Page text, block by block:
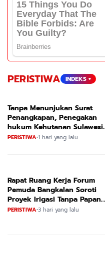
PERISTIWA INDEKS +
Tanpa Menunjukan Surat
Penangkapan, Penegakan
hukum Kehutanan Sulawesi
Selatan Culik Petani Ladah Di
PERISTIWA•1 hari yang lalu
Rapat Ruang Kerja Forum
Pemuda Bangkalan Soroti
Proyek Irigasi Tanpa Papan
Nama
PERISTIWA•3 hari yang lalu